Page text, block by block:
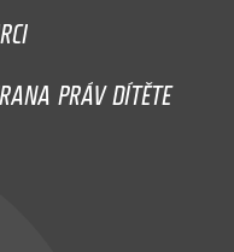
PRÁV DÍTĚTE